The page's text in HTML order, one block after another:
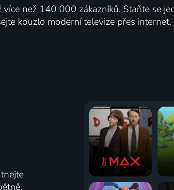
více než 140 000 zákazníků. Staňte se
kouzlo moderní televize přes internet.